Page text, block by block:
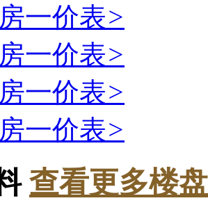
一价表>
一价表>
一价表>
一价表>
查看更多楼